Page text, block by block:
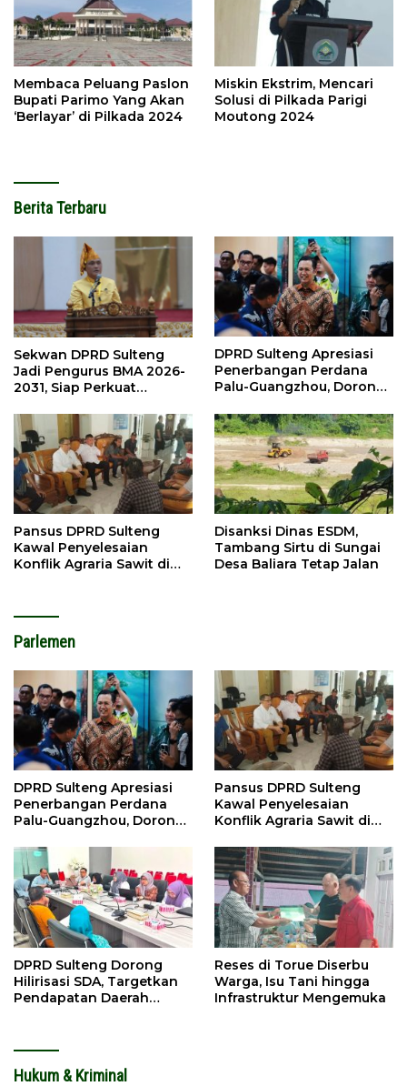
Membaca Peluang Paslon
Bupati Parimo Yang Akan
‘Berlayar’ di Pilkada 2024
Miskin Ekstrim, Mencari
Solusi di Pilkada Parigi
Moutong 2024
Berita Terbaru
Sekwan DPRD Sulteng
Jadi Pengurus BMA 2026-
2031, Siap Perkuat
DPRD Sulteng Apresiasi
Penerbangan Perdana
Palu-Guangzhou, Dorong
Pansus DPRD Sulteng
Kawal Penyelesaian
Konflik Agraria Sawit di
Disanksi Dinas ESDM,
Tambang Sirtu di Sungai
Desa Baliara Tetap Jalan
Parlemen
DPRD Sulteng Apresiasi
Penerbangan Perdana
Palu-Guangzhou, Dorong
Pansus DPRD Sulteng
Kawal Penyelesaian
Konflik Agraria Sawit di
DPRD Sulteng Dorong
Hilirisasi SDA, Targetkan
Pendapatan Daerah
Reses di Torue Diserbu
Warga, Isu Tani hingga
Infrastruktur Mengemuka
Hukum & Kriminal